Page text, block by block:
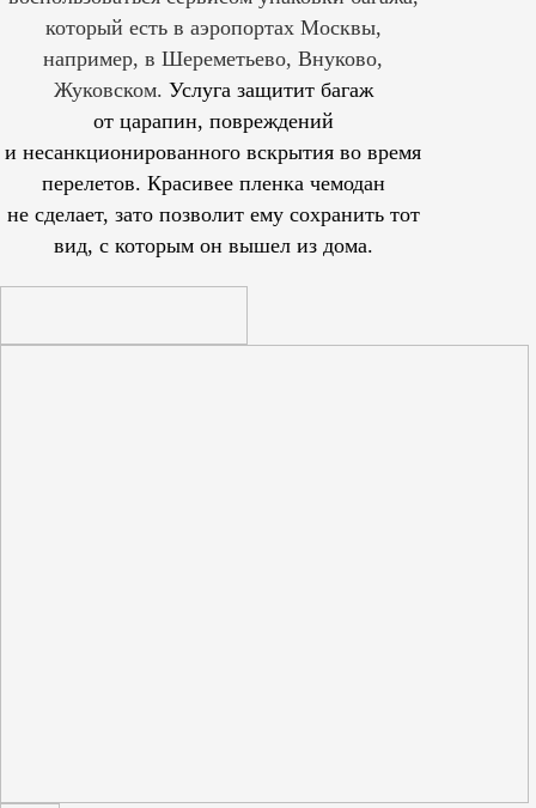
который есть в аэропортах Москвы,
например, в Шереметьево, Внуково,
Жуковском. Услуга защитит багаж
от царапин, повреждений
и несанкционированного вскрытия во время
перелетов. Красивее пленка чемодан
не сделает, зато позволит ему сохранить тот
вид, с которым он вышел из дома.